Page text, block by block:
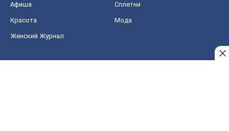
Афиша Сплетни
Красота Мода
Женский Журнал